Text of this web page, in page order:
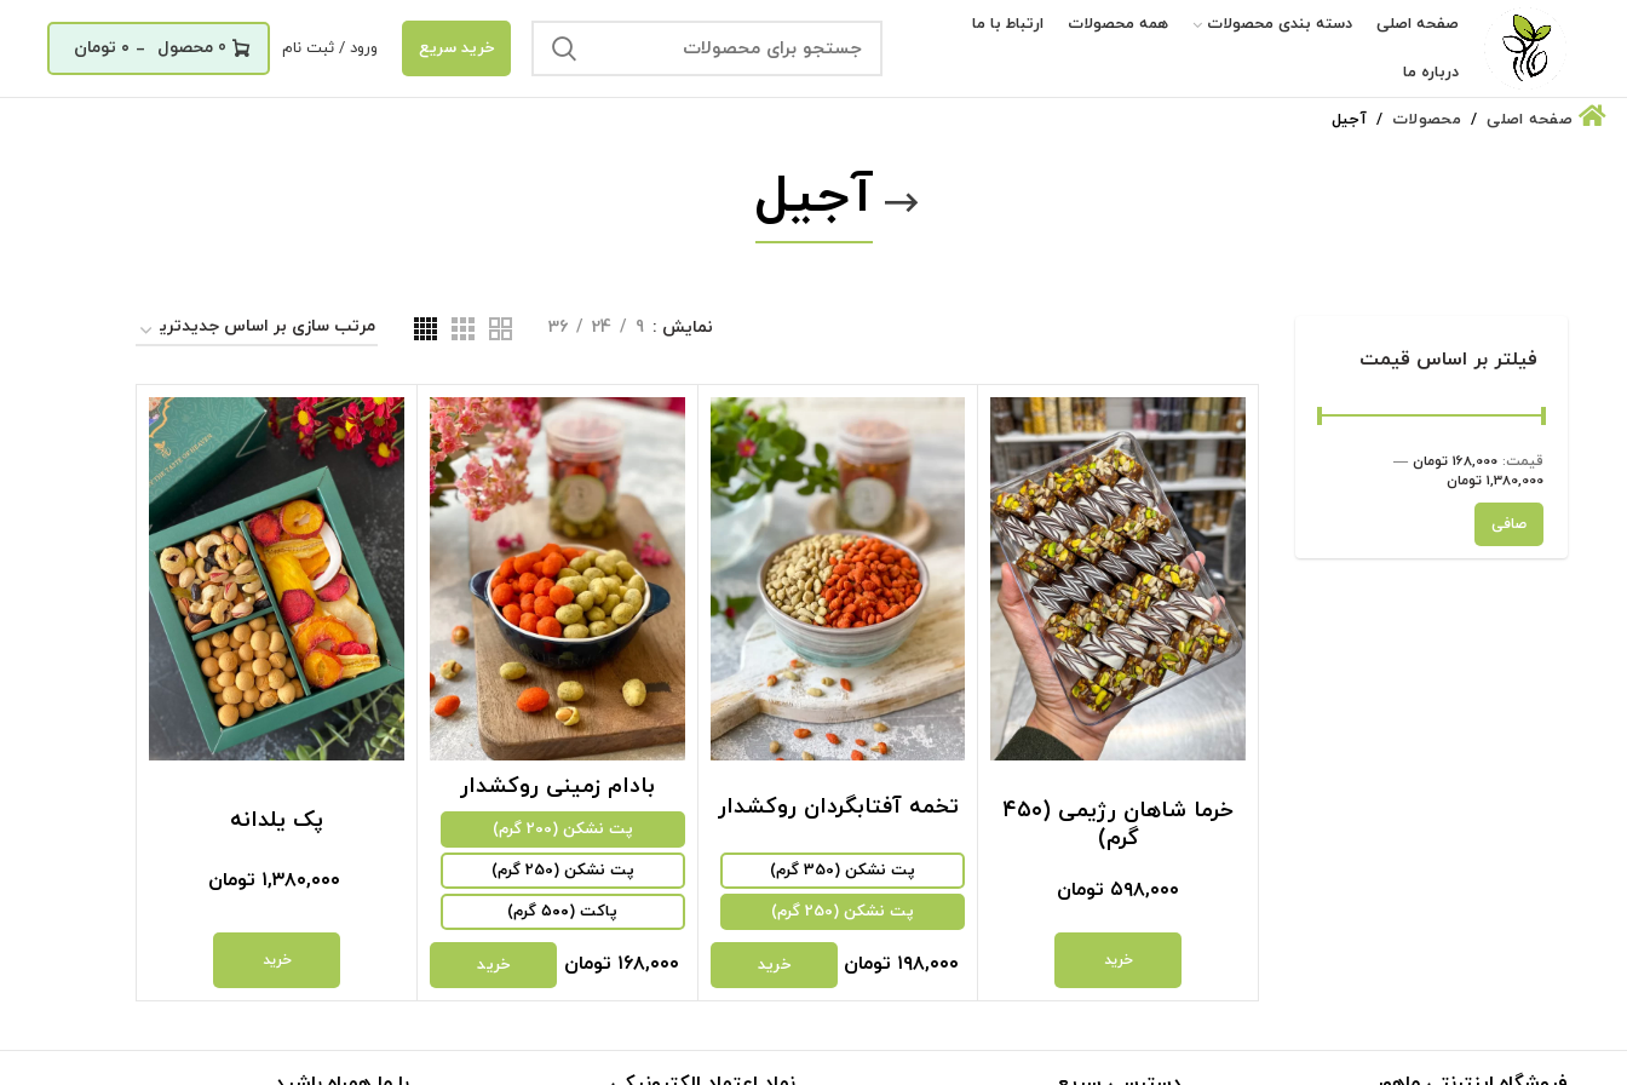
صفحه اصلی دسته بندی محصولات همه محصولات ارتباط با ما
درباره ما
خرید سریع ورود / ثبت نام 0
_ ۰ تومان
صفحه اصلی محصولات آجیل
آجیل
فیلتر بر اساس قیمت
حداقل
قیمت
حداكثر
قيمت
صافی
قيمت: 168,000 تومان
—
1,380,000 تومان
نمایش 9
24
36
خرما شاهان رژیمی (۴۵۰
گرم)
۵۹۸,۰۰۰ تومان
خرید
تخمه آفتابگردان روکشدار
پت نشکن (350 گرم)
پت نشکن (250 گرم)
۱۹۸,۰۰۰ تومان خرید
بادام زمینی روکشدار
پت نشکن (200 گرم)
پت نشکن (250 گرم)
پاکت (۵۰۰ گرم)
۱۶۸,۰۰۰ تومان خرید
پک یلدانه
۱,۳۸۰,۰۰۰ تومان
خرید